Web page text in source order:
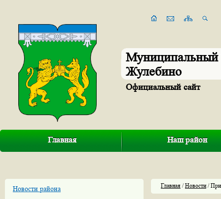
Муниципальный
Жулебино
Официальный сайт
Главная Наш район
Новости района
Главная /Новости/